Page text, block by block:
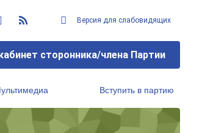
Версия для слабовидящих
сторонника/члена Партии
Вступить в партию